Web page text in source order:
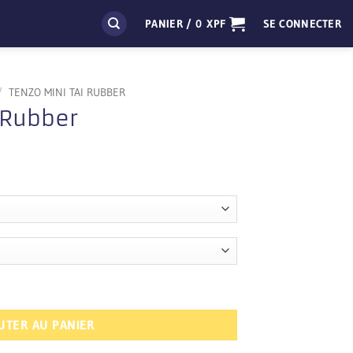
PANIER / 0XPF SE CONNECTER
TENZO MINI TAI RUBBER
Le
est :
1
494 XPF.
AU PANIER